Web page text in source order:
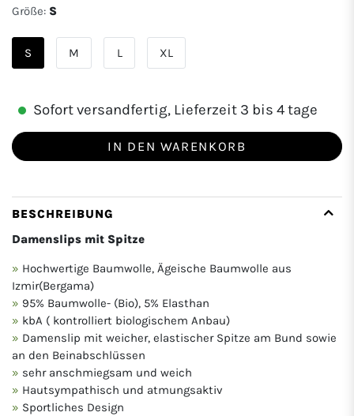
Größe: S
S M L XL
Sofort versandfertig, Lieferzeit 3 bis 4 tage
IN DEN WARENKORB
BESCHREIBUNG
Damenslips mit Spitze
Hochwertige Baumwolle, Ägeische Baumwolle aus
Izmir(Bergama)
95% Baumwolle- (Bio), 5% Elasthan
kbA ( kontrolliert biologischem Anbau)
Damenslip mit weicher, elastischer Spitze am Bund sowie
an den Beinabschlüssen
sehr anschmiegsam und weich
Hautsympathisch und atmungsaktiv
Sportliches Design